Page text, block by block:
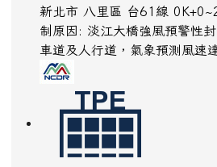
新北市 八里區 台61線
制原因: 淡江大橋強風預警性
車道及人行道，氣象預測風速